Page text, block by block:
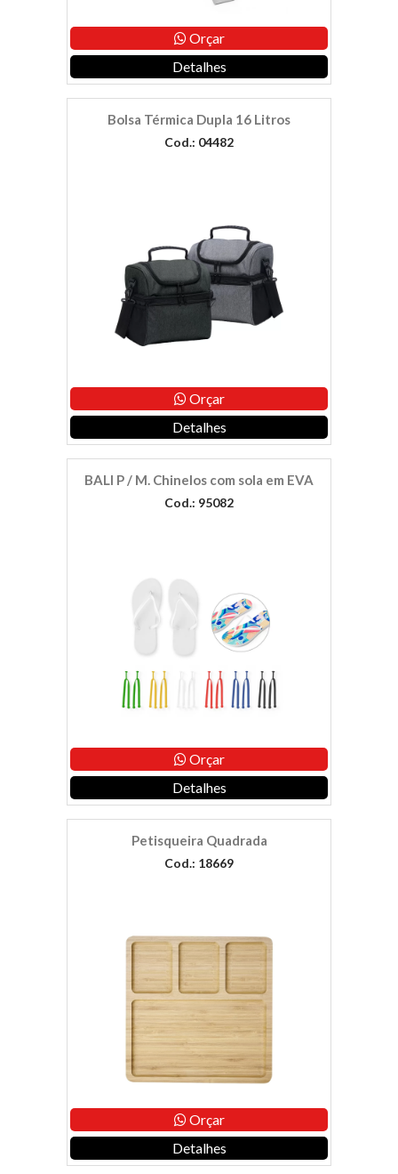
Orçar
Detalhes
Bolsa Térmica Dupla 16 Litros
Cod.: 04482
Orçar
Detalhes
BALI P / M. Chinelos com sola em EVA
Cod.: 95082
Orçar
Detalhes
Petisqueira Quadrada
Cod.: 18669
Orçar
Detalhes